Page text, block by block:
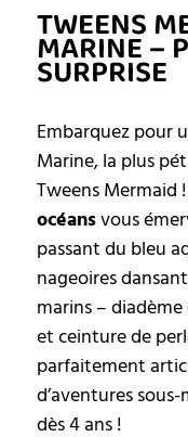
TWEENS
MARINE –
SURPRISE
Embarquez pour
Marine, la plus
Tweens Mermaid
océansvous
passant du bleu
nageoires
marins –
et ceinture de
parfaitement
d’aventures
dès 4 ans !